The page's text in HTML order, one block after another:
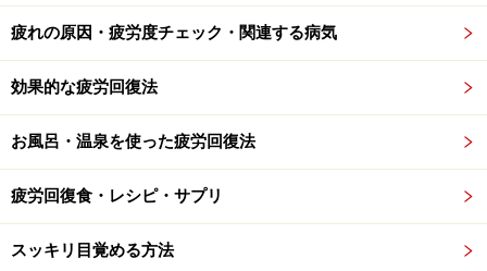
頃でしょうか？ チョーヤ梅酒の「梅酒と歴史（チョーヤ
梅酒株式会社）」でも詳述されていますが、梅酒のルー
そもそも「梅」は中国を原産とするバラ科の高木植物
いられていました。梅酒が誕生したのは江戸時代前期ご
ろと考えられています。ただし、砂糖が手に入りにくか
ったため、普及したのは江戸時代後期になってから。梅
疲れの原因・疲労度チェック・関連する病気
効果的な疲労回復法
お風呂・温泉を使った疲労回復法
疲労回復食・レシピ・サプリ
スッキリ目覚める方法